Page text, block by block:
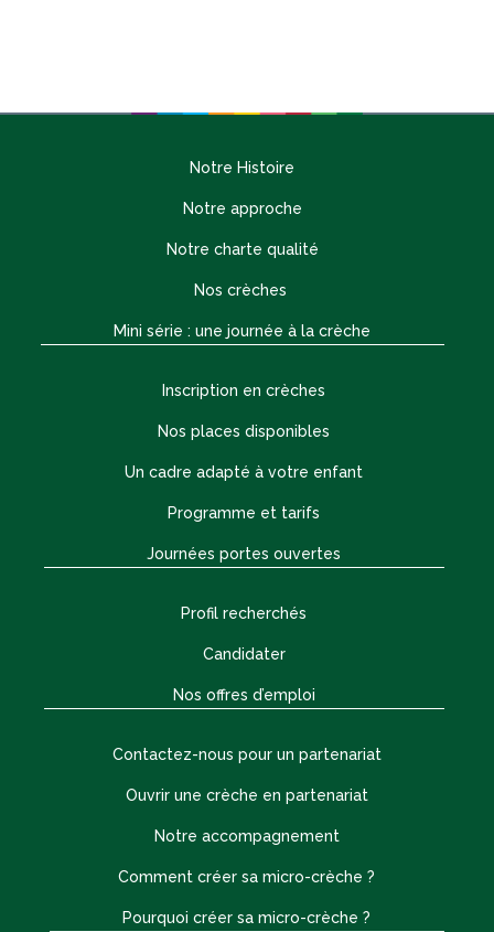
Notre Histoire
Notre approche
Notre charte qualité
Nos crèches
Mini série : une journée à la crèche
Inscription en crèches
Nos places disponibles
Un cadre adapté à votre enfant
Programme et tarifs
Journées portes ouvertes
Profil recherchés
Candidater
Nos offres d’emploi
Contactez-nous pour un partenariat
Ouvrir une crèche en partenariat
Notre accompagnement
Comment créer sa micro-crèche ?
Pourquoi créer sa micro-crèche ?